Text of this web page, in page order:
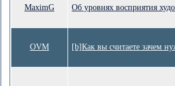
MaximG Об уровнях восприятия
OVM [b]Как вы считаете зачем